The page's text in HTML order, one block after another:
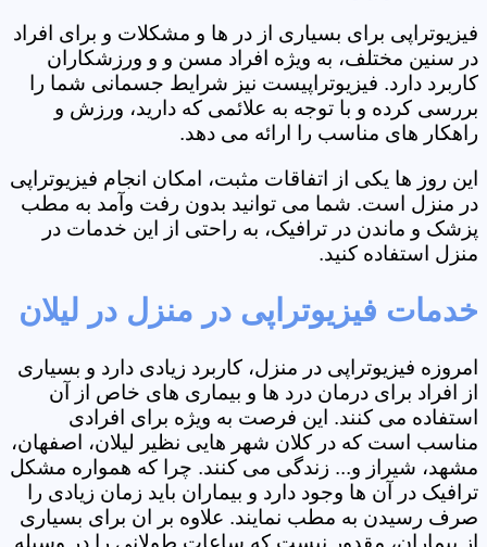
فیزیوتراپی برای بسیاری از در ها و مشکلات و برای افراد
در سنین مختلف، به ویژه افراد مسن و و ورزشکاران
کاربرد دارد. فیزیوتراپیست نیز شرایط جسمانی شما را
بررسی کرده و با توجه به علائمی که دارید، ورزش و
راهکار های مناسب را ارائه می دهد.
این روز ها یکی از اتفاقات مثبت، امکان انجام فیزیوتراپی
در منزل است. شما می توانید بدون رفت وآمد به مطب
پزشک و ماندن در ترافیک، به راحتی از این خدمات در
منزل استفاده کنید.
خدمات فیزیوتراپی در منزل در لیلان
امروزه فیزیوتراپی در منزل، کاربرد زیادی دارد و بسیاری
از افراد برای درمان درد ها و بیماری های خاص از آن
استفاده می کنند. این فرصت به ویژه برای افرادی
مناسب است که در کلان شهر هایی نظیر لیلان، اصفهان،
مشهد، شیراز و... زندگی می کنند. چرا که همواره مشکل
ترافیک در آن ها وجود دارد و بیماران باید زمان زیادی را
صرف رسیدن به مطب نمایند. علاوه بر ان برای بسیاری
از بیماران، مقدور نیست که ساعات طولانی را در وسیله